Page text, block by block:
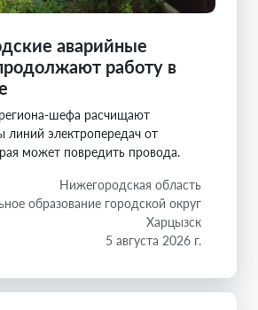
аварийные
работу в
шефа расчищают
линий электропередач от
может повредить провода.
Нижегородская область
образование городской округ
Харцызск
5 августа 2026 г.